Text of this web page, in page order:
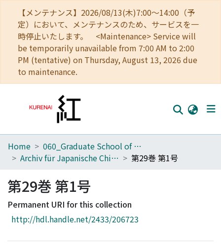
【メンテナンス】2026/08/13(木)7:00～14:00（予
定）において、メンテナンスのため、サービスを一
時停止いたします。 <Maintenance> Service will
be temporarily unavailable from 7:00 AM to 2:00
PM (tentative) on Thursday, August 13, 2026 due
to maintenance.
Home
Browse
Download Ranking
Access Statistics
Home
060_Graduate School of Medicine
Archiv für Japanische Chirurgie
第29巻 第1号
第29巻 第1号
Permanent URI for this collection
http://hdl.handle.net/2433/206723